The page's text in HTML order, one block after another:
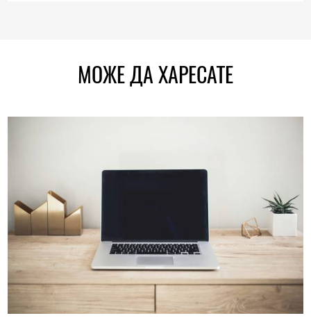
МОЖЕ ДА ХАРЕСАТЕ